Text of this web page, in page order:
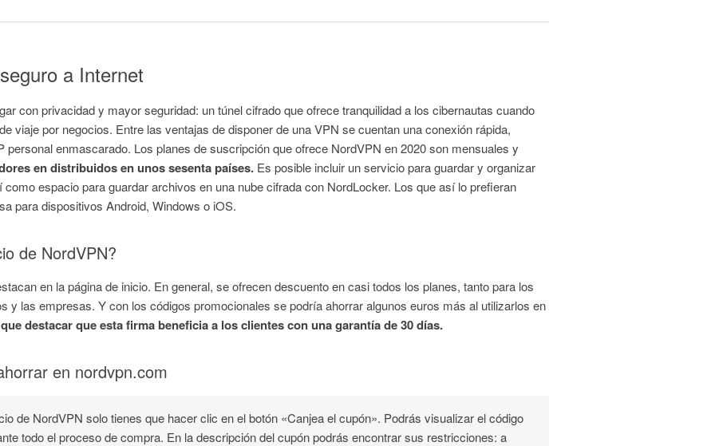
a Internet
con privacidad y mayor seguridad: un túnel cifrado que ofrece tranquilidad a los cibernautas cuando
viaje por negocios. Entre las ventajas de disponer de una VPN se cuentan una conexión rápida,
personal enmascarado. Los planes de suscripción que ofrece NordVPN en 2020 son mensuales y
en distribuidos en unos sesenta países. Es posible incluir un servicio para guardar y organizar
espacio para guardar archivos en una nube cifrada con NordLocker. Los que así lo prefieran
para dispositivos Android, Windows o iOS.
de NordVPN?
en la página de inicio. En general, se ofrecen descuento en casi todos los planes, tanto para los
y las empresas. Y con los códigos promocionales se podría ahorrar algunos euros más al utilizarlos en
destacar que esta firma beneficia a los clientes con una garantía de 30 días.
en nordvpn.com
de NordVPN solo tienes que hacer clic en el botón «Canjea el cupón». Podrás visualizar el código
todo el proceso de compra. En la descripción del cupón podrás encontrar sus restricciones: a